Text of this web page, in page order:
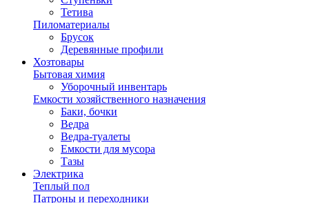
Тетива
Пиломатериалы
Брусок
Деревянные профили
Хозтовары
Бытовая химия
Уборочный инвентарь
Емкости хозяйственного назначения
Баки, бочки
Ведра
Ведра-туалеты
Емкости для мусора
Тазы
Электрика
Теплый пол
Патроны и переходники